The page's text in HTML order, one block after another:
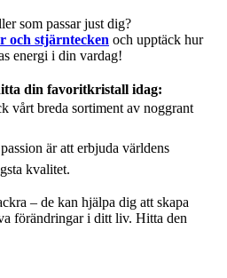
som passar just dig?
och stjärntecken och upptäck hur
energi i din vardag!
din favoritkristall idag:
vårt breda sortiment av noggrant
är att erbjuda världens
kvalitet.
– de kan hjälpa dig att skapa
förändringar i ditt liv. Hitta den